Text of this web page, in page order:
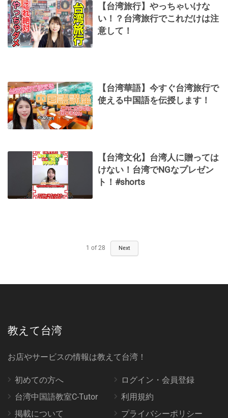
【台湾旅行】やっちゃいけな
い！？台湾旅行でこれだけは注
意して！
【台湾華語】今すぐ台湾旅行で
使える中国語を伝授します！
【台湾文化】台湾人に贈っては
けない！台湾でNGなプレゼン
ト！#shorts
1 of 28 Next
教えて台湾
お店やサービスの情報は教えて台湾！
初めての方へ
台湾中国語教室C-Tutor
掲載について
ログイン・会員登録
利用規約
プライバシーポリシー